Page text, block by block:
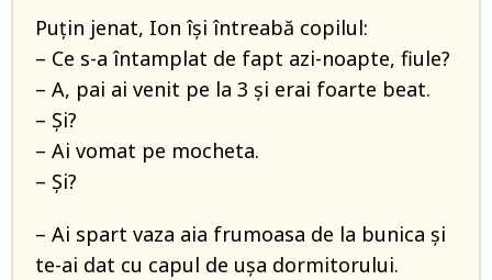
Puțin jenat, Ion își întreabă copilul:
– Ce s-a întamplat de fapt azi-noapte, fiule?
– A, pai ai venit pe la 3 și erai foarte beat.
– Și?
– Ai vomat pe mocheta.
– Și?
– Ai spart vaza aia frumoasa de la bunica și
te-ai dat cu capul de ușa dormitorului.